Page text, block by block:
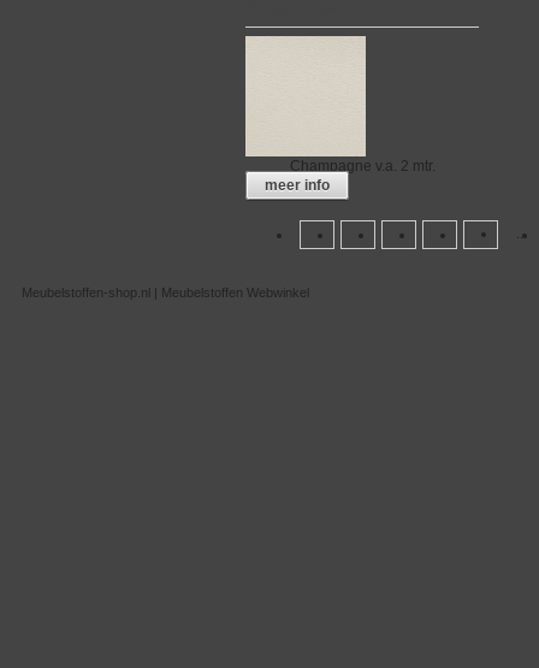
Champagne v.a. 2 mtr.
meer info
1 2 3 4 5 ...
Meubelstoffen-shop.nl | Meubelstoffen Webwinkel